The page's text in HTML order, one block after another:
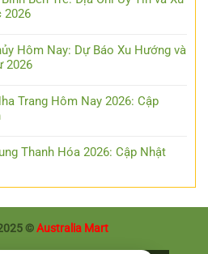
2026
Hôm Nay: Dự Báo Xu Hướng và
2026
Trang Hôm Nay 2026: Cập
Thanh Hóa 2026: Cập Nhật
©Australia Mart